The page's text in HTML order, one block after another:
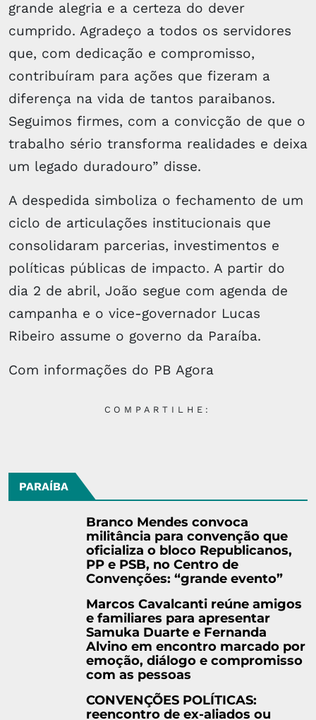
grande alegria e a certeza do dever
cumprido. Agradeço a todos os servidores
que, com dedicação e compromisso,
contribuíram para ações que fizeram a
diferença na vida de tantos paraibanos.
Seguimos firmes, com a convicção de que o
trabalho sério transforma realidades e deixa
um legado duradouro” disse.
A despedida simboliza o fechamento de um
ciclo de articulações institucionais que
consolidaram parcerias, investimentos e
políticas públicas de impacto. A partir do
dia 2 de abril, João segue com agenda de
campanha e o vice-governador Lucas
Ribeiro assume o governo da Paraíba.
Com informações do PB Agora
COMPARTILHE:
PARAÍBA
Branco Mendes convoca
militância para convenção que
oficializa o bloco Republicanos,
PP e PSB, no Centro de
Convenções: “grande evento”
Marcos Cavalcanti reúne amigos
e familiares para apresentar
Samuka Duarte e Fernanda
Alvino em encontro marcado por
emoção, diálogo e compromisso
com as pessoas
CONVENÇÕES POLÍTICAS:
reencontro de ex-aliados ou